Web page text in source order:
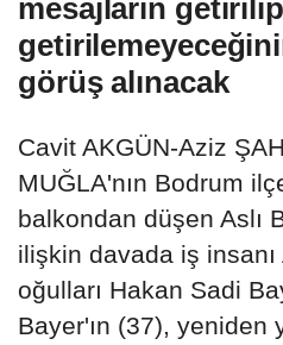
mesajların getirilip
görüş alınacak
Cavit AKGÜN-Aziz
MUĞLA'nın Bodrum
balkondan düşen Aslı
ilişkin davada iş
oğulları Hakan Sadi
Bayer'ın (37), yeniden